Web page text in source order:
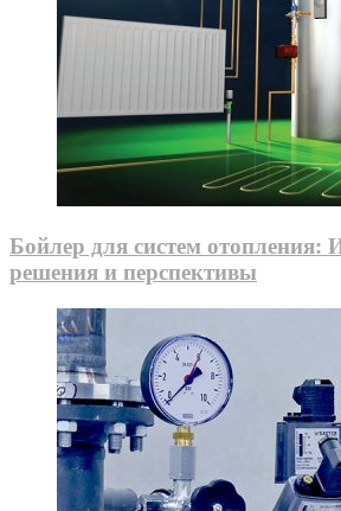
Бойлер для систем отопления:
решения и перспективы